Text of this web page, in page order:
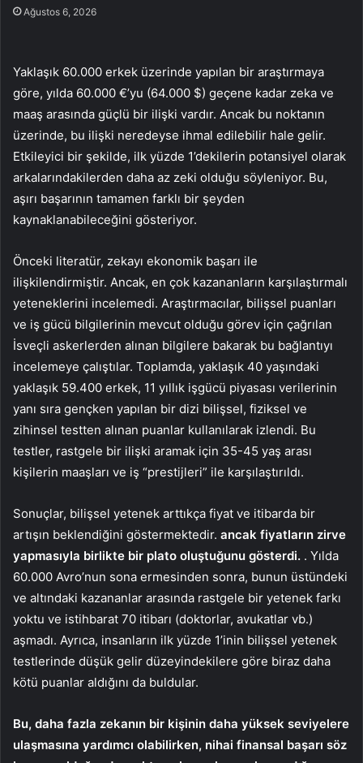
Ağustos 6, 2026
Yaklaşık 60.000 erkek üzerinde yapılan bir araştırmaya
göre, yılda 60.000 €’yu (64.000 $) geçene kadar zeka ve
maaş arasında güçlü bir ilişki vardır. Ancak bu noktanın
üzerinde, bu ilişki neredeyse ihmal edilebilir hale gelir.
Etkileyici bir şekilde, ilk yüzde 1’dekilerin potansiyel olarak
arkalarındakilerden daha az zeki olduğu söyleniyor. Bu,
aşırı başarının tamamen farklı bir şeyden
kaynaklanabileceğini gösteriyor.
Önceki literatür, zekayı ekonomik başarı ile
ilişkilendirmiştir. Ancak, en çok kazananların karşılaştırmalı
yeteneklerini incelemedi. Araştırmacılar, bilişsel puanları
ve iş gücü bilgilerinin mevcut olduğu görev için çağrılan
İsveçli askerlerden alınan bilgilere bakarak bu bağlantıyı
incelemeye çalıştılar. Toplamda, yaklaşık 40 yaşındaki
yaklaşık 59.400 erkek, 11 yıllık işgücü piyasası verilerinin
yanı sıra gençken yapılan bir dizi bilişsel, fiziksel ve
zihinsel testten alınan puanlar kullanılarak izlendi. Bu
testler, rastgele bir ilişki aramak için 35-45 yaş arası
kişilerin maaşları ve iş “prestijleri” ile karşılaştırıldı.
Sonuçlar, bilişsel yetenek arttıkça fiyat ve itibarda bir
artışın beklendiğini göstermektedir. ancak fiyatların zirve
yapmasıyla birlikte bir plato oluştuğunu gösterdi. . Yılda
60.000 Avro’nun sona ermesinden sonra, bunun üstündeki
ve altındaki kazananlar arasında rastgele bir yetenek farkı
yoktu ve istihbarat 70 itibarı (doktorlar, avukatlar vb.)
aşmadı. Ayrıca, insanların ilk yüzde 1’inin bilişsel yetenek
testlerinde düşük gelir düzeyindekilere göre biraz daha
kötü puanlar aldığını da buldular.
Bu, daha fazla zekanın bir kişinin daha yüksek seviyelere
ulaşmasına yardımcı olabilirken, nihai finansal başarı söz